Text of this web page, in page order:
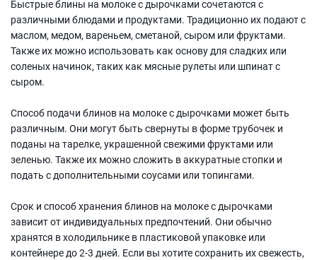
Быстрые блины на молоке с дырочками сочетаются с
различными блюдами и продуктами. Традиционно их подают с
маслом, медом, вареньем, сметаной, сыром или фруктами.
Также их можно использовать как основу для сладких или
соленых начинок, таких как мясные рулеты или шпинат с
сыром.
Способ подачи блинов на молоке с дырочками может быть
различным. Они могут быть свернуты в форме трубочек и
поданы на тарелке, украшенной свежими фруктами или
зеленью. Также их можно сложить в аккуратные стопки и
подать с дополнительными соусами или топингами.
Срок и способ хранения блинов на молоке с дырочками
зависит от индивидуальных предпочтений. Они обычно
хранятся в холодильнике в пластиковой упаковке или
контейнере до 2-3 дней. Если вы хотите сохранить их свежесть,